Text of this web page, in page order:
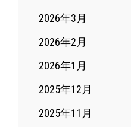
2026年3月
2026年2月
2026年1月
2025年12月
2025年11月